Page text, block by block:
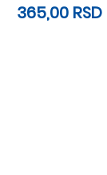
365,00 RSD